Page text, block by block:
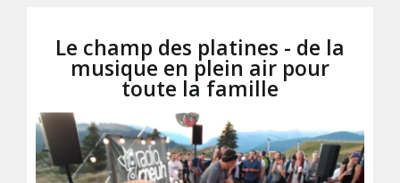
Le champ des platines - de la
musique en plein air pour
toute la famille